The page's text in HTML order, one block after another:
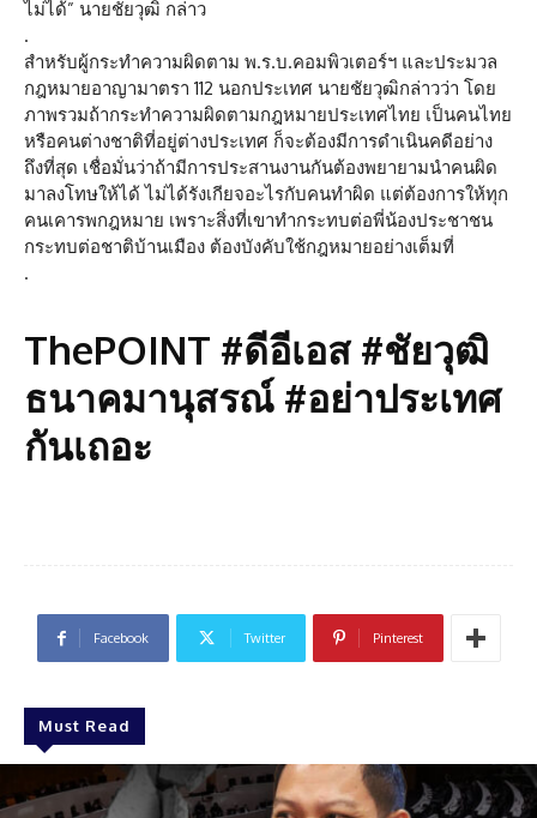
ไม่ได้” นายชัยวุฒิ กล่าว
.
สำหรับผู้กระทำความผิดตาม พ.ร.บ.คอมพิวเตอร์ฯ และประมวล
กฎหมายอาญามาตรา 112 นอกประเทศ นายชัยวุฒิกล่าวว่า โดย
ภาพรวมถ้ากระทำความผิดตามกฎหมายประเทศไทย เป็นคนไทย
หรือคนต่างชาติที่อยู่ต่างประเทศ ก็จะต้องมีการดำเนินคดีอย่าง
ถึงที่สุด เชื่อมั่นว่าถ้ามีการประสานงานกันต้องพยายามนำคนผิด
มาลงโทษให้ได้ ไม่ได้รังเกียจอะไรกับคนทำผิด แต่ต้องการให้ทุก
คนเคารพกฎหมาย เพราะสิ่งที่เขาทำกระทบต่อพี่น้องประชาชน
กระทบต่อชาติบ้านเมือง ต้องบังคับใช้กฎหมายอย่างเต็มที่
.
ThePOINT #ดีอีเอส #ชัยวุฒิ
ธนาคมานุสรณ์ #อย่าประเทศ
กันเถอะ
Facebook Twitter Pinterest
Must Read